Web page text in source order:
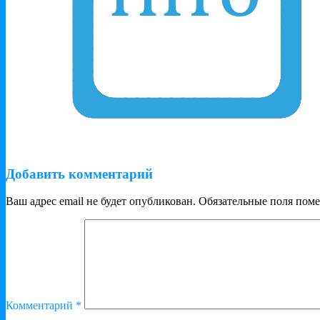
Добавить комментарий
Ваш адрес email не будет опубликован. Обязательные поля
Комментарий *